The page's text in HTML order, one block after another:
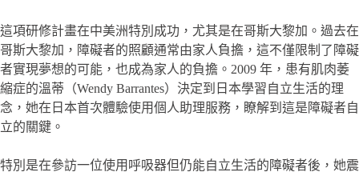
這項研修計畫在中美洲特別成功，尤其是在哥斯大黎加。過去在
哥斯大黎加，障礙者的照顧通常由家人負擔，這不僅限制了障礙
者實現夢想的可能，也成為家人的負擔。2009 年，患有肌肉萎
縮症的溫蒂（Wendy Barrantes）決定到日本學習自立生活的理
念，她在日本首次體驗使用個人助理服務，瞭解到這是障礙者自
立的關鍵。
特別是在參訪一位使用呼吸器但仍能自立生活的障礙者後，她震